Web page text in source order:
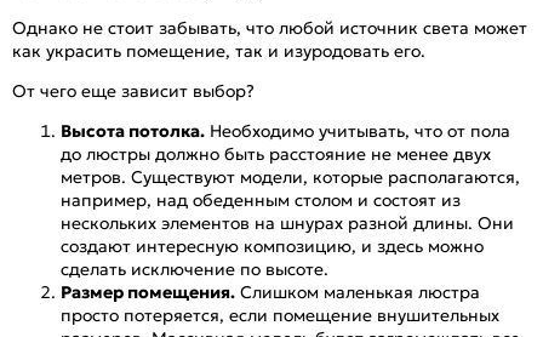
Однако не стоит забывать, что любой источник света может
как украсить помещение, так и изуродовать его.
От чего еще зависит выбор?
Высота потолка. Необходимо учитывать, что от пола
до люстры должно быть расстояние не менее двух
метров. Существуют модели, которые располагаются,
например, над обеденным столом и состоят из
нескольких элементов на шнурах разной длины. Они
создают интересную композицию, и здесь можно
сделать исключение по высоте.
Размер помещения. Слишком маленькая люстра
просто потеряется, если помещение внушительных